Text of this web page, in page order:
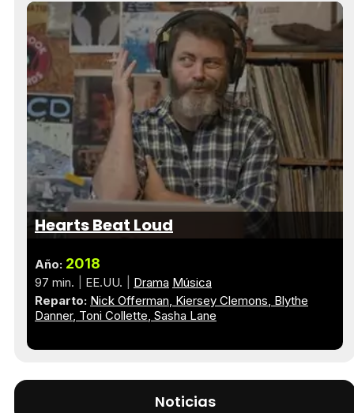
Hearts Beat Loud
Año: 2018
97 min. EE.UU. Drama Música
Reparto: Nick Offerman Kiersey Clemons Blythe
Danner Toni Collette Sasha Lane
Noticias